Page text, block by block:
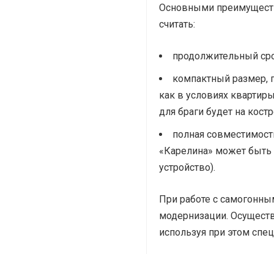
Основными
считать:
продолжительный
компактный размер,
как в условиях
для браги будет на
полная
«Карелина» может быть
устройство).
При работе с
модернизации.
используя при этом